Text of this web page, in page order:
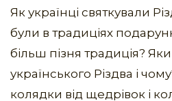
Як українці святкували
були в традиціях
більш пізня традиція?
українського Різдва і
колядки від щедрівок і